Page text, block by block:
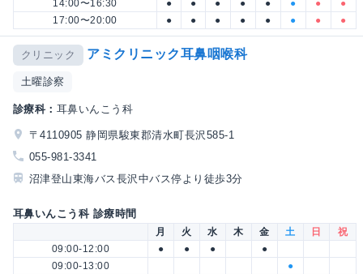
14:00〜16:30
● ● ● ● ● ● ●
●
17:00〜20:00
● ● ● ● ● ● ● ●
クリニック アミクリニック耳鼻咽喉科
土曜診察
診療科： 耳鼻いんこう科
〒4110905 静岡県駿東郡清水町長沢585-1
055-981-3341
沼津登山東海バス長沢中バス停より徒歩3分
耳鼻いんこう科 診療時間
月 火 水 木 金 土 日
祝
09:00-12:00
● ● ●
●
09:00-13:00
●